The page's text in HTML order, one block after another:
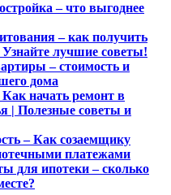
– что выгоднее
– как получить
лучшие советы!
– стоимость и
дома
начать ремонт в
| Полезные советы и
– Как созаемщику
платежами
для ипотеки – сколько